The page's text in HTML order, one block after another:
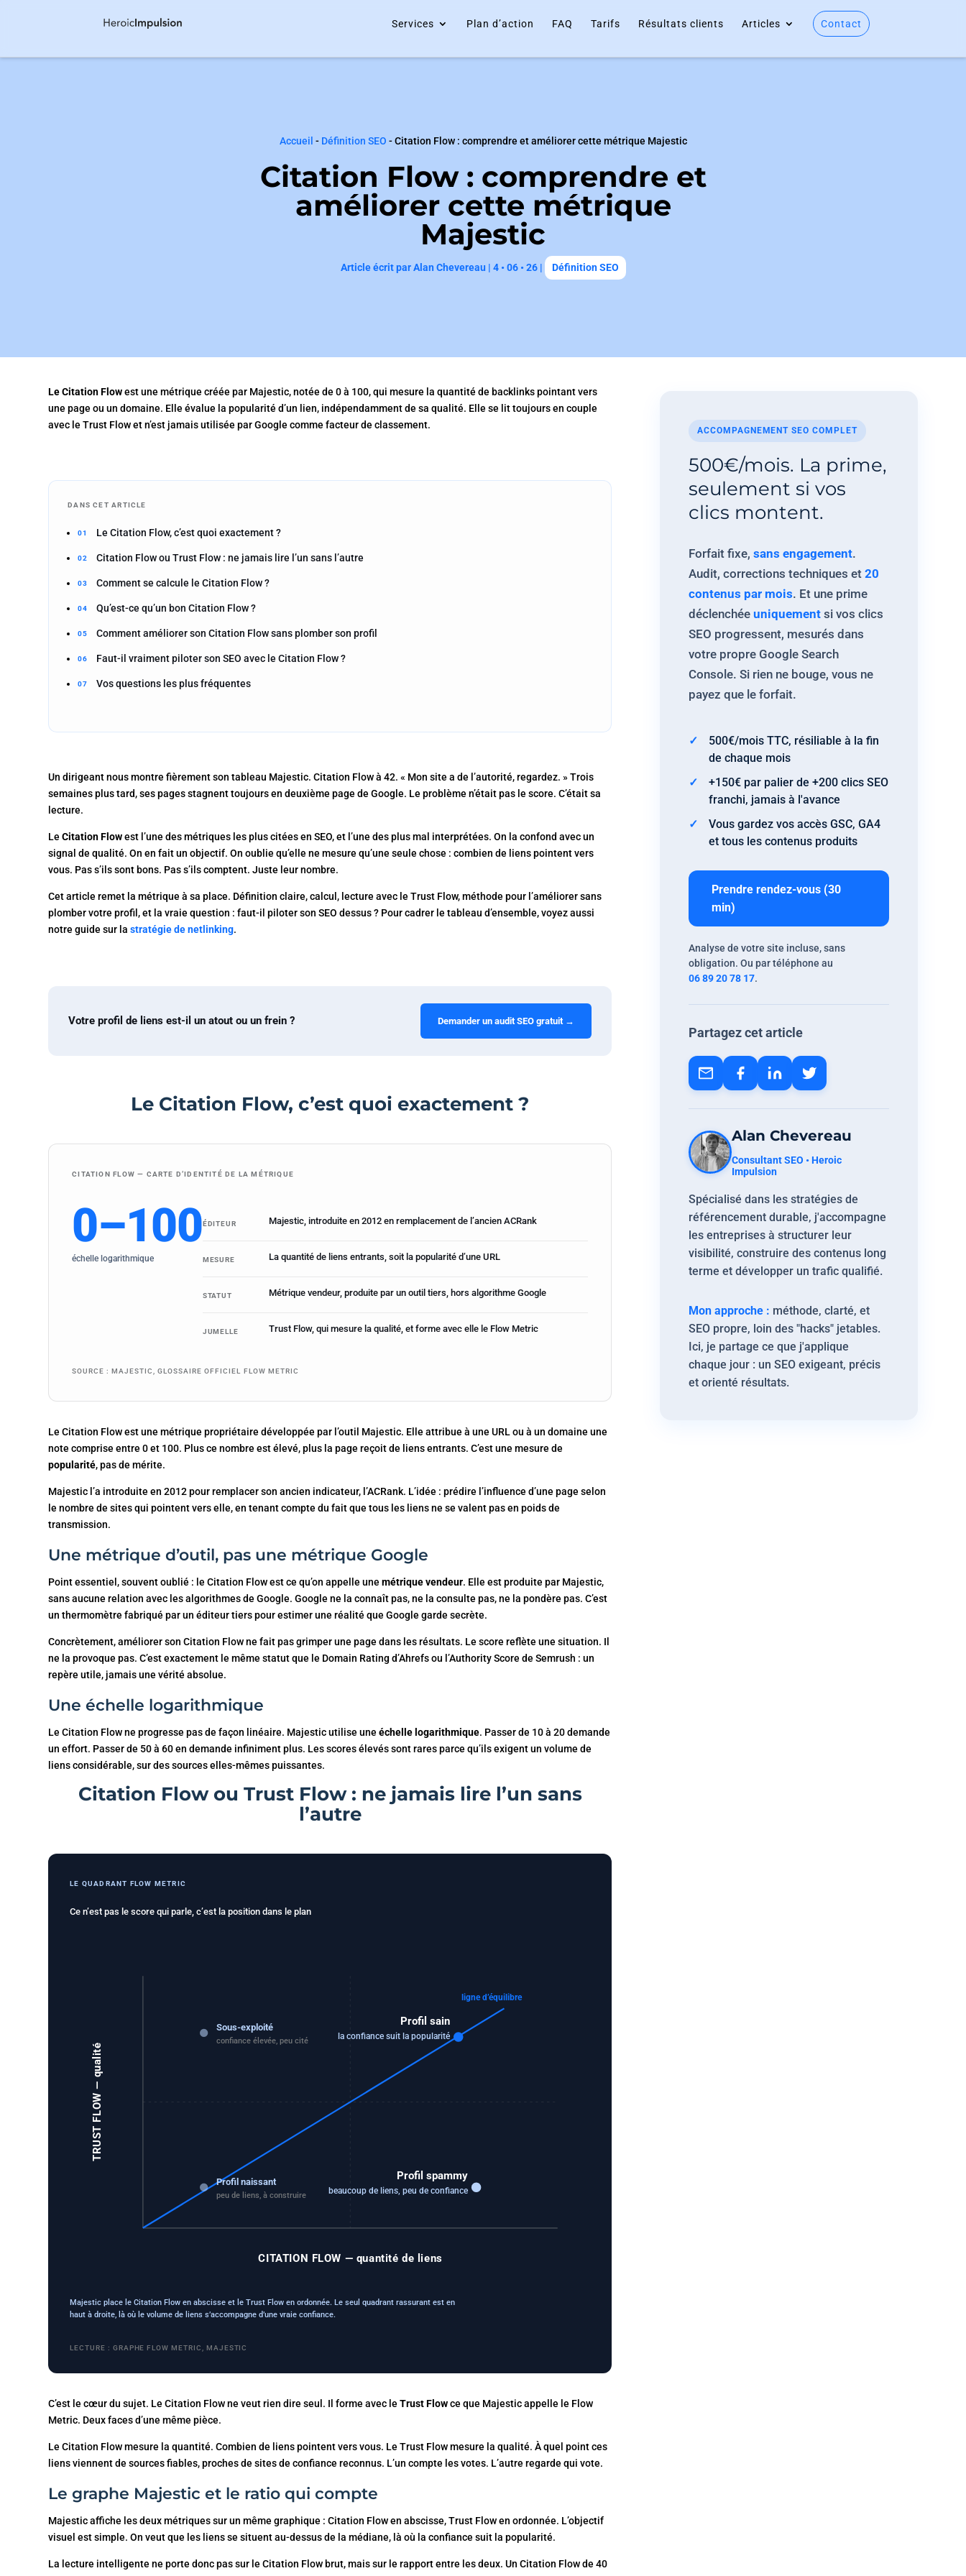
Services Plan d’action FAQ Tarifs Résultats clients Articles Contact
Accueil - Définition SEO -Citation Flow : comprendre et améliorer cette métrique Majestic
Citation Flow : comprendre et
améliorer cette métrique
Majestic
Article écrit parAlan Chevereau | 4 • 06 • 26| Définition SEO
Le Citation Flowest une métrique créée par Majestic, notée de 0 à 100, qui mesure la quantité de backlinks pointant vers
une page ou un domaine. Elle évalue la popularité d’un lien, indépendamment de sa qualité. Elle se lit toujours en couple
avec le Trust Flow et n’est jamais utilisée par Google comme facteur de classement.
DANS CET ARTICLE
Le Citation Flow, c’est quoi exactement ?
Citation Flow ou Trust Flow : ne jamais lire l’un sans l’autre
Comment se calcule le Citation Flow ?
Qu’est-ce qu’un bon Citation Flow ?
Comment améliorer son Citation Flow sans plomber son profil
Faut-il vraiment piloter son SEO avec le Citation Flow ?
Vos questions les plus fréquentes
Un dirigeant nous montre fièrement son tableau Majestic. Citation Flow à 42. « Mon site a de l’autorité, regardez. » Trois
semaines plus tard, ses pages stagnent toujours en deuxième page de Google. Le problème n’était pas le score. C’était sa
lecture.
LeCitation Flowest l’une des métriques les plus citées en SEO, et l’une des plus mal interprétées. On la confond avec un
signal de qualité. On en fait un objectif. On oublie qu’elle ne mesure qu’une seule chose : combien de liens pointent vers
vous. Pas s’ils sont bons. Pas s’ils comptent. Juste leur nombre.
Cet article remet la métrique à sa place. Définition claire, calcul, lecture avec le Trust Flow, méthode pour l’améliorer sans
plomber votre profil, et la vraie question : faut-il piloter son SEO dessus ? Pour cadrer le tableau d’ensemble, voyez aussi
notre guide sur lastratégie de netlinking.
Votre profil de liens est-il un atout ou un frein ? Demander un audit SEO gratuit →
Le Citation Flow, c’est quoi exactement ?
CITATION FLOW — CARTE D’IDENTITÉ DE LA MÉTRIQUE
0–100
échelle logarithmique
ÉDITEUR Majestic, introduite en 2012 en remplacement de l’ancien ACRank
MESURE La quantité de liens entrants, soit la popularité d’une URL
STATUT Métrique vendeur, produite par un outil tiers, hors algorithme Google
JUMELLE Trust Flow, qui mesure la qualité, et forme avec elle le Flow Metric
SOURCE : MAJESTIC, GLOSSAIRE OFFICIEL FLOW METRIC
Le Citation Flow est une métrique propriétaire développée par l’outil Majestic. Elle attribue à une URL ou à un domaine une
note comprise entre 0 et 100. Plus ce nombre est élevé, plus la page reçoit de liens entrants. C’est une mesure de
popularité, pas de mérite.
Majestic l’a introduite en 2012 pour remplacer son ancien indicateur, l’ACRank. L’idée : prédire l’influence d’une page selon
le nombre de sites qui pointent vers elle, en tenant compte du fait que tous les liens ne se valent pas en poids de
transmission.
Une métrique d’outil, pas une métrique Google
Point essentiel, souvent oublié : le Citation Flow est ce qu’on appelle unemétrique vendeur. Elle est produite par Majestic,
sans aucune relation avec les algorithmes de Google. Google ne la connaît pas, ne la consulte pas, ne la pondère pas. C’est
un thermomètre fabriqué par un éditeur tiers pour estimer une réalité que Google garde secrète.
Concrètement, améliorer son Citation Flow ne fait pas grimper une page dans les résultats. Le score reflète une situation. Il
ne la provoque pas. C’est exactement le même statut que le Domain Rating d’Ahrefs ou l’Authority Score de Semrush : un
repère utile, jamais une vérité absolue.
Une échelle logarithmique
Le Citation Flow ne progresse pas de façon linéaire. Majestic utilise uneéchelle logarithmique. Passer de 10 à 20 demande
un effort. Passer de 50 à 60 en demande infiniment plus. Les scores élevés sont rares parce qu’ils exigent un volume de
liens considérable, sur des sources elles-mêmes puissantes.
Citation Flow ou Trust Flow : ne jamais lire l’un sans
l’autre
LE QUADRANT FLOW METRIC
Ce n’est pas le score qui parle, c’est la position dans le plan
CITATION FLOW — quantité de liens
TRUST FLOW — qualité
Profil sain
la confiance suit la popularité
Profil spammy
beaucoup de liens, peu de confiance
Profil naissant
peu de liens, à construire
Sous-exploité
confiance élevée, peu cité
ligne d’équilibre
Majestic place le Citation Flow en abscisse et le Trust Flow en ordonnée. Le seul quadrant rassurant est en
haut à droite, là où le volume de liens s’accompagne d’une vraie confiance.
LECTURE : GRAPHE FLOW METRIC, MAJESTIC
C’est le cœur du sujet. Le Citation Flow ne veut rien dire seul. Il forme avec leTrust Flowce que Majestic appelle le Flow
Metric. Deux faces d’une même pièce.
Le Citation Flow mesure la quantité. Combien de liens pointent vers vous. Le Trust Flow mesure la qualité. À quel point ces
liens viennent de sources fiables, proches de sites de confiance reconnus. L’un compte les votes. L’autre regarde qui vote.
Le graphe Majestic et le ratio qui compte
Majestic affiche les deux métriques sur un même graphique : Citation Flow en abscisse, Trust Flow en ordonnée. L’objectif
visuel est simple. On veut que les liens se situent au-dessus de la médiane, là où la confiance suit la popularité.
La lecture intelligente ne porte donc pas sur le Citation Flow brut, mais sur le rapport entre les deux. Un Citation Flow de 40
ACCOMPAGNEMENT SEO COMPLET
500€/mois. La prime,
seulement si vos
clics montent.
Forfait fixe, sans engagement.
Audit, corrections techniques et 20
contenus par mois. Et une prime
déclenchée uniquementsi vos clics
SEO progressent, mesurés dans
votre propre Google Search
Console. Si rien ne bouge, vous ne
payez que le forfait.
500€/mois TTC, résiliable à la fin
de chaque mois
+150€ par palier de +200 clics SEO
franchi, jamais à l'avance
Vous gardez vos accès GSC, GA4
et tous les contenus produits
Prendre rendez-vous (30
min)
Analyse de votre site incluse, sans
obligation. Ou par téléphone au
06 89 20 78 17.
Partagez cet article
Alan Chevereau
Consultant SEO • Heroic
Impulsion
Spécialisé dans les stratégies de
référencement durable, j'accompagne
les entreprises à structurer leur
visibilité, construire des contenus long
terme et développer un trafic qualifié.
Mon approche : méthode, clarté, et
SEO propre, loin des "hacks" jetables.
Ici, je partage ce que j'applique
chaque jour : un SEO exigeant, précis
et orienté résultats.